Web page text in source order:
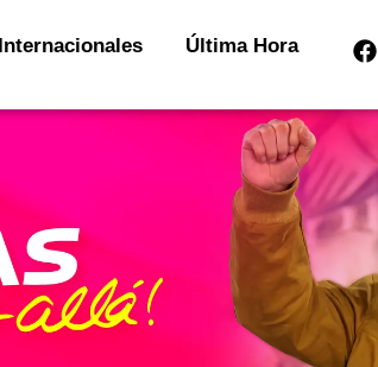
Internacionales Última Hora